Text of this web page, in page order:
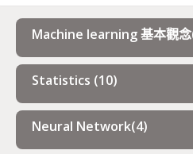
Machine learning 基本觀念
Statistics (10)
Neural Network(4)